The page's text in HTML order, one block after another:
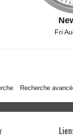
Fri
Recherche